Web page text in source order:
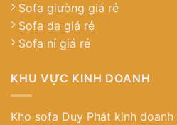
Sofa giường giá rẻ
Sofa da giá rẻ
Sofa nỉ giá rẻ
KHU VỰC KINH DOANH
Kho sofa Duy Phát kinh